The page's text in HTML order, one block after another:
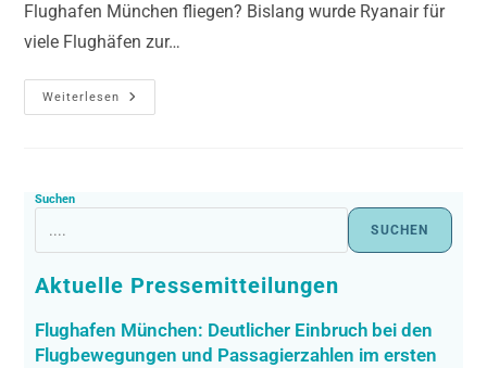
Flughafen München fliegen? Bislang wurde Ryanair für
viele Flughäfen zur…
Weiterlesen
Suchen
SUCHEN
Aktuelle Pressemitteilungen
Flughafen München: Deutlicher Einbruch bei den
Flugbewegungen und Passagierzahlen im ersten